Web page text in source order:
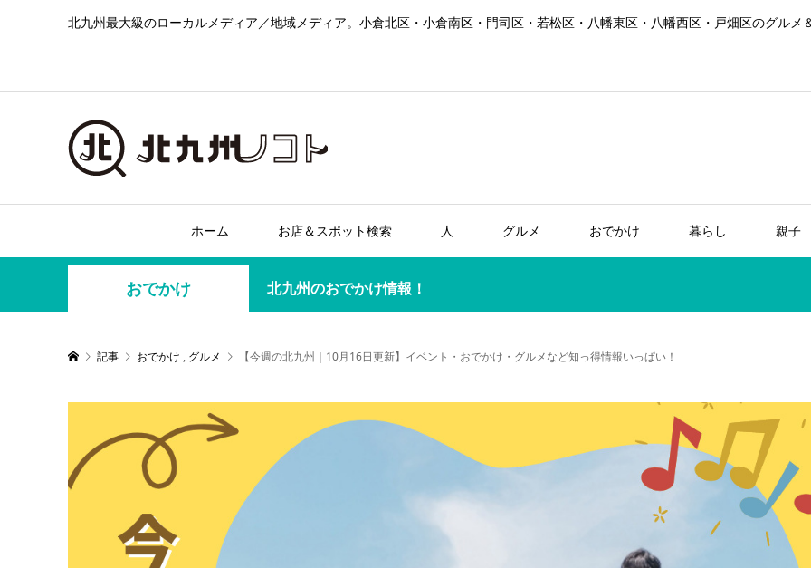
北九州最大級のローカルメディア／地域メディア。小倉北区・小倉南区・門司区・若松区・八幡東区・八幡西区・戸畑区のグル
ホーム お店＆スポット検索 人 グルメ おでかけ 暮らし 親子
おでかけ 北九州のおでかけ情報！
記事 おでかけ , グルメ 【今週の北九州｜10月16日更新】イベント・おでかけ・グルメなど知っ得情報いっぱい！